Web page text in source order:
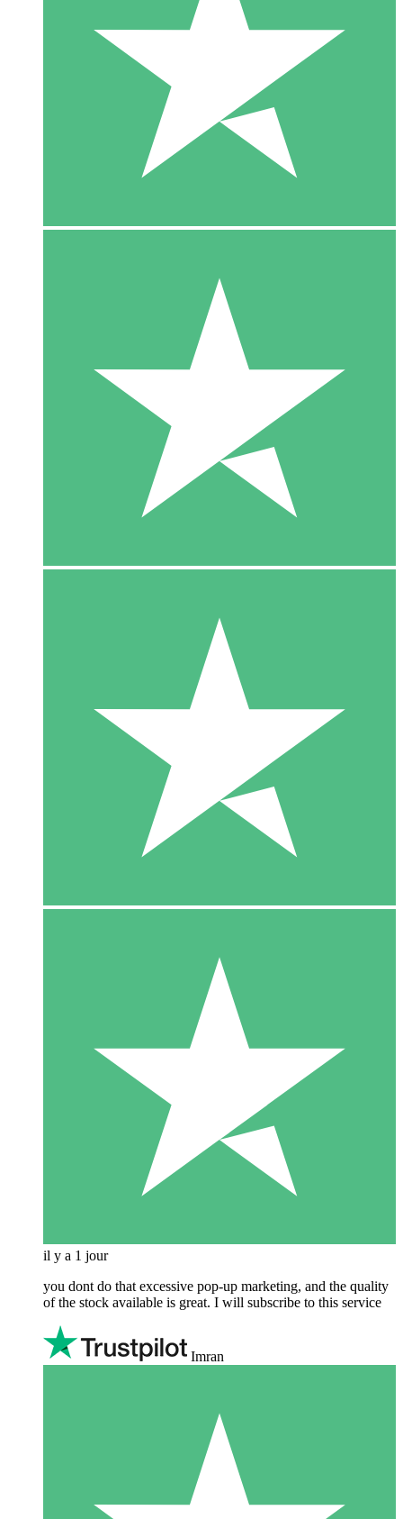
il y a 1 jour
you dont do that excessive pop-up marketing, and the quality
of the stock available is great. I will subscribe to this service
Imran